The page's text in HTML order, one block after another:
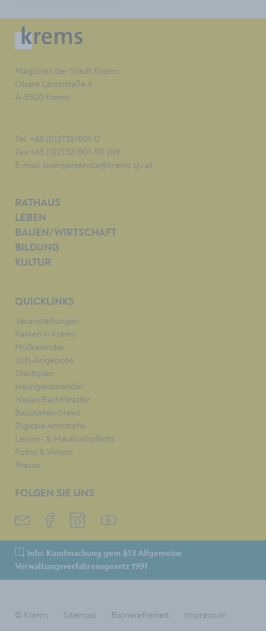
Magistrat der Stadt Krems
Obere Landstraße 4
A-3500 Krems
Tel. +43 (0)2732/801-0
Fax +43 (0)2732/801-90 269
E-mail: buergerservice@krems.gv.at
RATHAUS
LEBEN
BAUEN/WIRTSCHAFT
BILDUNG
KULTUR
QUICKLINKS
Veranstaltungen
Parken in Krems
Müllkalender
Job-Angebote
Stadtplan
Heurigenkalender
Neues Bad Mirador
Baustellen-News
Digitale Amtstafel
Leinen- & Maulkorbpflicht
Fotos & Videos
Presse
FOLGEN SIE UNS
Info: Kundmachung gem.§13 Allgemeine
Verwaltungsverfahrensgesetz 1991
© Krems Sitemap Barrierefreiheit Impressum